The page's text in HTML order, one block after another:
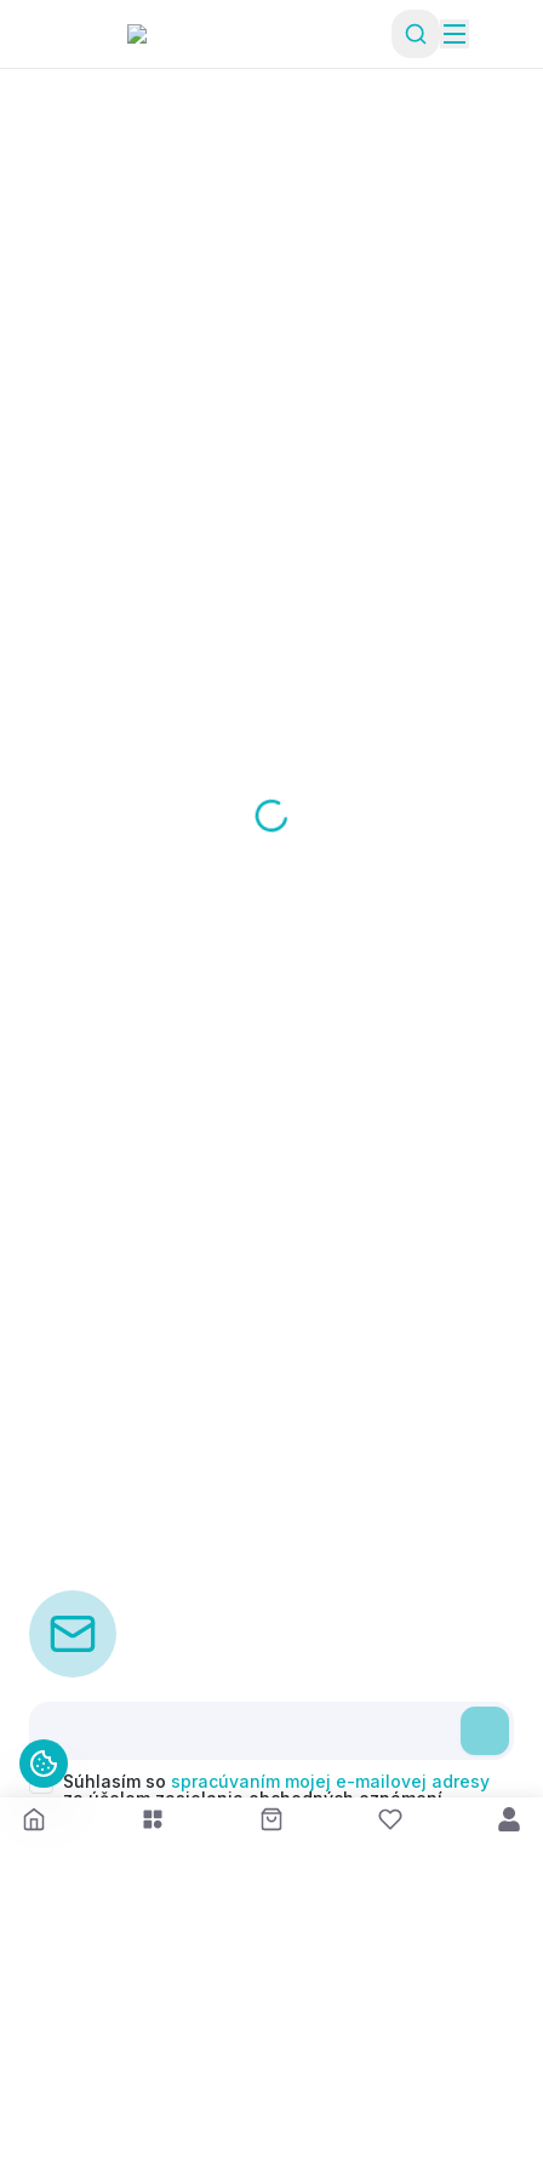
Súhlasím so spracúvaním mojej e-mailovej adresy
za účelom zasielania obchodných oznámení
(newsletterov) v súlade s čl. 6 ods. 1 písm. a)
Nariadenia GDPR. Svoj súhlas môžem kedykoľvek